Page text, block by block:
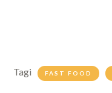
Tagi FAST FOOD